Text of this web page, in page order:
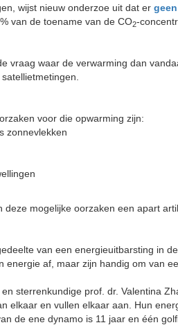
wijst nieuw onderzoe uit dat er
van de toename van de CO2-
vraag waar de verwarming dan
voor die opwarming zijn:
zonnevlekken
mogelijke oorzaken een apart
van een energieuitbarsting in
energie af, maar zijn handig om van
sterrenkundige prof. dr. Valentina
elkaar en vullen elkaar aan. Hun
de ene dynamo is 11 jaar en één